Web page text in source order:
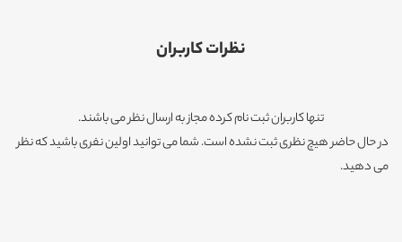
نظرات کاربران
تنها کاربران ثبت نام کرده مجاز به ارسال نظر می باشند.
در حال حاضر هیچ نظری ثبت نشده است. شما می توانید اولین نفری باشید که نظر
می دهید.